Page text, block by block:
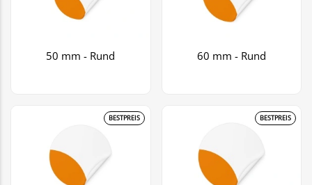
50 mm - Rund 60 mm - Rund
BESTPREIS BESTPREIS